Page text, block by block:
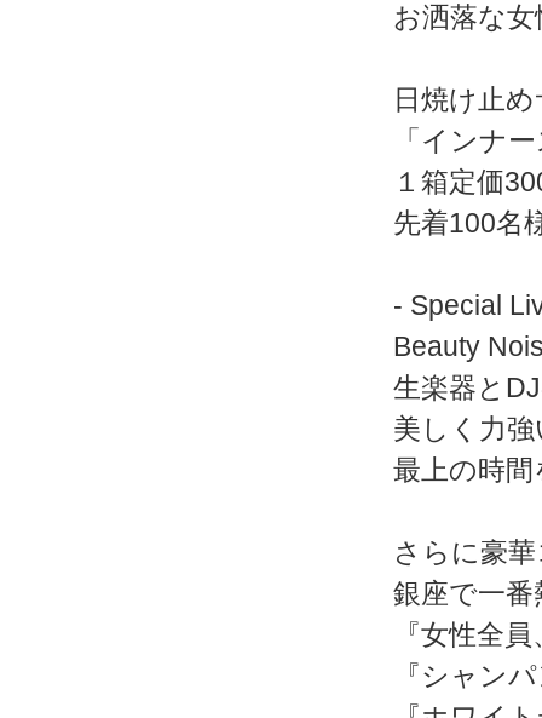
お洒落な
日焼け止
「インナ
１箱定価
先着100名
- Special
Beauty
生楽器と
美しく力
最上の時
さらに豪
銀座で一
『女性全
『シャン